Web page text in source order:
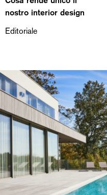
nostro interior design
Editoriale